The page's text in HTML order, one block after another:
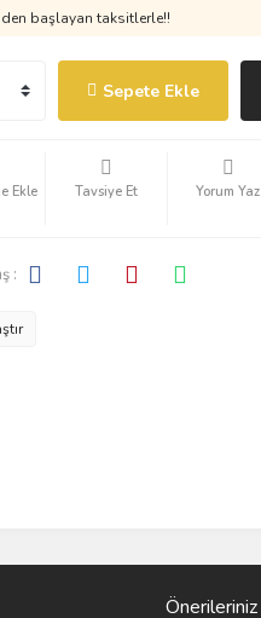
başlayan taksitlerle!!
Sepete Ekle
Tavsiye Et Yorum Yaz
:
Önerileriniz